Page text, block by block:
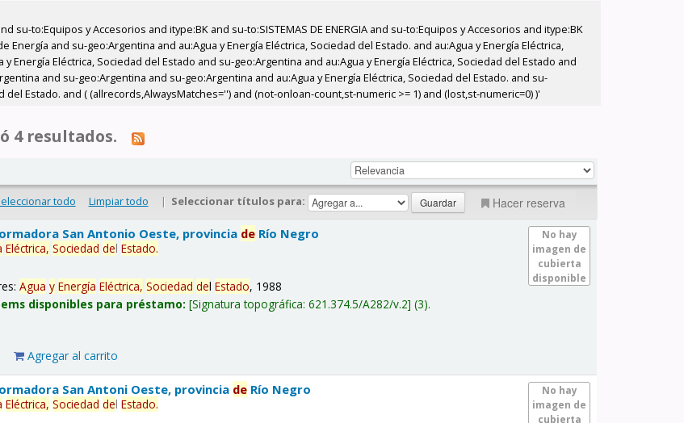
to:Equipos y Accesorios and itype:BK and su-to:SISTEMAS DE ENERGIA and su-to:Equipos y Accesorios and itype:BK
and su-geo:Argentina and au:Agua y Energía Eléctrica, Sociedad del Estado. and au:Agua y Energía Eléctrica,
Energía Eléctrica, Sociedad del Estado and su-geo:Argentina and au:Agua y Energía Eléctrica, Sociedad del Estado and
and su-geo:Argentina and su-geo:Argentina and au:Agua y Energía Eléctrica, Sociedad del Estado. and su-
del Estado. and ( (allrecords,AlwaysMatches='') and (not-onloan-count,st-numeric >= 1) and (lost,st-numeric=0) )'
4 resultados.
todo Limpiar todo | Seleccionar títulos para: Hacer reserva
No hay
imagen de
cubierta
disponible
San Antonio Oeste, provincia de Río Negro
Eléctrica, Sociedad delEstado.
Agua y Energía Eléctrica, Sociedad delEstado, 1988
disponibles para préstamo: Signatura topográfica:621.374.5/A282/v.2 (3).
Agregar al carrito
No hay
imagen de
cubierta
San Antoni Oeste, provincia de Río Negro
Eléctrica, Sociedad delEstado.